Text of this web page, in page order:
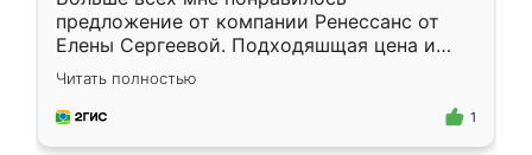
предложение от компании Ренессанс от
Елены Сергеевой. Подходяшщая цена и
короткие сроки изготовления. Приехавший
для замера сотрудник Владислав
предложил по моему эскизу самый
Читать полностью
1